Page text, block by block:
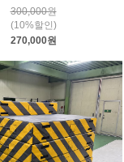
300,000원
(10%할인)
270,000원